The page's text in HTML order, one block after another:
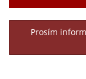
Prosím